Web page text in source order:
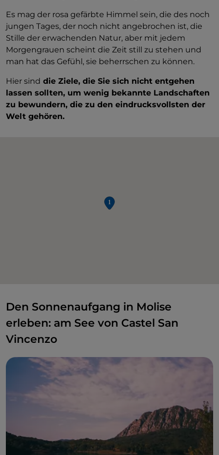
Es mag der rosa gefärbte Himmel sein, die des noch
jungen Tages, der noch nicht angebrochen ist, die
Stille der erwachenden Natur, aber mit jedem
Morgengrauen scheint die Zeit still zu stehen und
man hat das Gefühl, sie beherrschen zu können.
Hier sind die Ziele, die Sie sich nicht entgehen
lassen sollten, um wenig bekannte Landschaften
zu bewundern, die zu den eindrucksvollsten der
Welt gehören.
Den Sonnenaufgang in Molise
erleben: am See von Castel San
Vincenzo